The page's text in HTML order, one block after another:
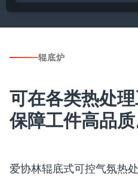
辊底炉
可在各类热处
保障工件高品质
爱协林辊底式可控气氛热